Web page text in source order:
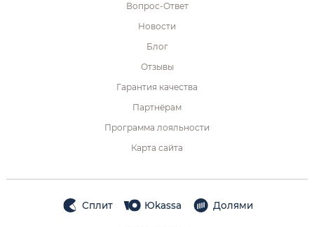
Вопрос-Ответ
Новости
Блог
Отзывы
Гарантия качества
Партнёрам
Программа лояльности
Карта сайта
Сплит Юkassa Долями